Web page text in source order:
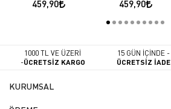
459,90 459,90
1000 TL VE ÜZERİ
-ÜCRETSİZ KARGO
15 GÜN İÇİNDE -
ÜCRETSİZ İADE
KURUMSAL